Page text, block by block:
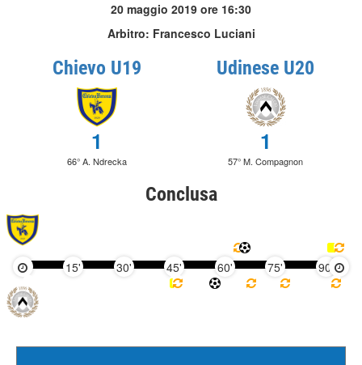
20 maggio 2019 ore 16:30
Arbitro: Francesco Luciani
Chievo U19
1
66° A. Ndrecka
Udinese U20
1
57° M. Compagnon
Conclusa
15' 30' 45' 60' 75' 90'